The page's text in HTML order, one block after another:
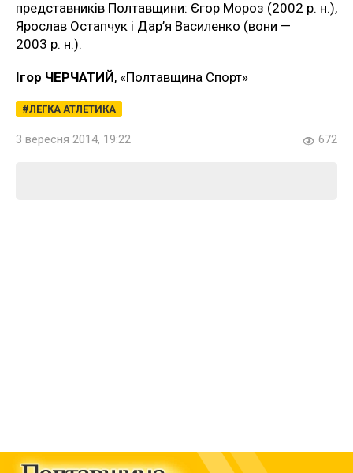
представників Полтавщини: Єгор Мороз (2002 р. н.),
Ярослав Остапчук і Дар’я Василенко (вони —
2003 р. н.).
Ігор ЧЕРЧАТИЙ, «Полтавщина Спорт»
ЛЕГКА АТЛЕТИКА
3 вересня 2014, 19:22 672